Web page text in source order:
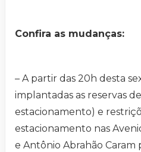
Confira as mudanças:
– A partir das 20h desta
implantadas as reservas
estacionamento) e
estacionamento nas
e Antônio Abrahão Caram